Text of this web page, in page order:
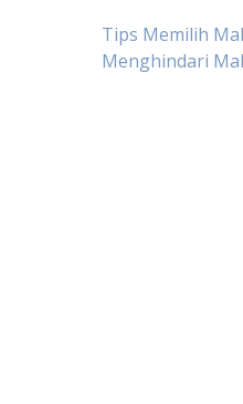
Post
Tips Memilih
Menghindari